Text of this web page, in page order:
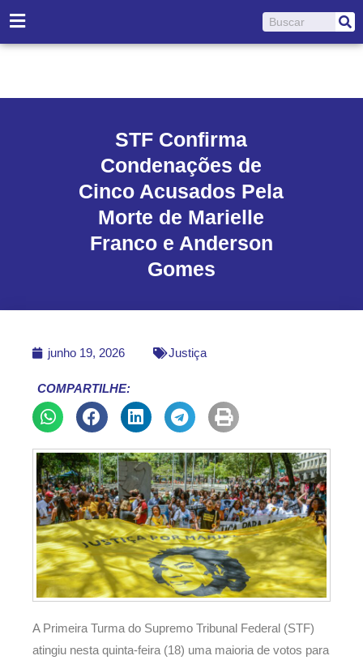
para
o
Pesquisar
STF Confirma
Condenações de
Cinco Acusados Pela
Morte de Marielle
Franco e Anderson
Gomes
junho 19, 2026 Justiça
COMPARTILHE:
A Primeira Turma do Supremo Tribunal Federal (STF)
atingiu nesta quinta-feira (18) uma maioria de votos para